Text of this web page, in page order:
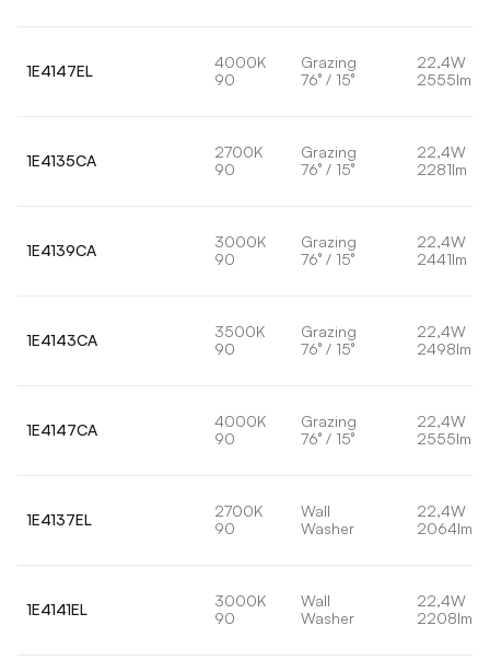
1E4147EL
4000K
90
Grazing
76° / 15°
22,4W
2555lm
1E4135CA
2700K
90
Grazing
76° / 15°
22,4W
2281lm
1E4139CA
3000K
90
Grazing
76° / 15°
22,4W
2441lm
1E4143CA
3500K
90
Grazing
76° / 15°
22,4W
2498lm
1E4147CA
4000K
90
Grazing
76° / 15°
22,4W
2555lm
1E4137EL
2700K
90
Wall
Washer
22,4W
2064lm
1E4141EL
3000K
90
Wall
Washer
22,4W
2208lm